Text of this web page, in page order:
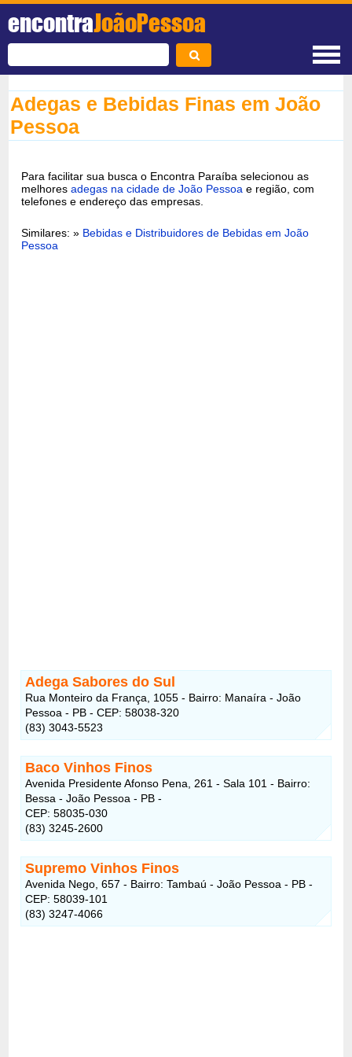
encontraJoãoPessoa
Adegas e Bebidas Finas em João
Pessoa
Para facilitar sua busca o Encontra Paraíba selecionou as
melhoresadegas na cidade de João Pessoa e região, com
telefones e endereço das empresas.
Similares: » Bebidas e Distribuidores de Bebidas em João
Pessoa
Adega Sabores do Sul
Rua Monteiro da França, 1055 - Bairro: Manaíra - João
Pessoa - PB - CEP: 58038-320
(83) 3043-5523
Baco Vinhos Finos
Avenida Presidente Afonso Pena, 261 - Sala 101 - Bairro:
Bessa - João Pessoa - PB -
CEP: 58035-030
(83) 3245-2600
Supremo Vinhos Finos
Avenida Nego, 657 - Bairro: Tambaú - João Pessoa - PB -
CEP: 58039-101
(83) 3247-4066